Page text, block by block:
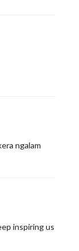
ngalam
inspiring us